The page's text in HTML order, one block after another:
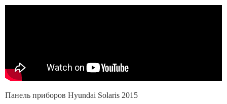
Панель приборов Hyundai Solaris 2015